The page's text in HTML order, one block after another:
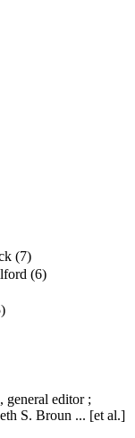
(7)
(6)
general editor ;
S. Broun ... [et al.]